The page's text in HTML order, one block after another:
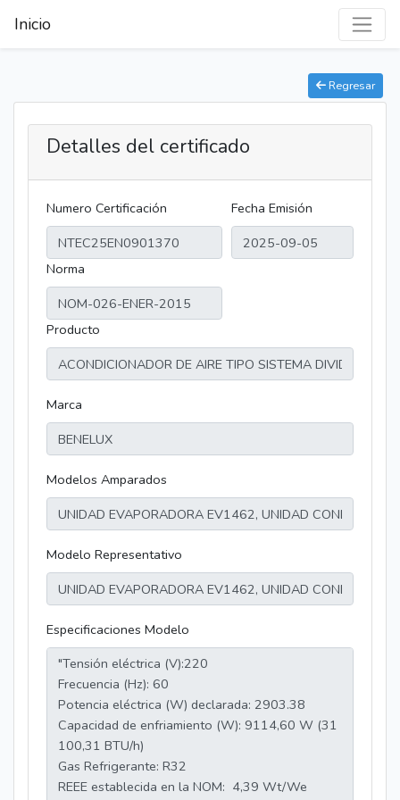
Inicio
Regresar
Detalles del certificado
Numero Certificación Fecha Emisión
Norma
Producto
Marca
Modelos Amparados
Modelo Representativo
Especificaciones Modelo